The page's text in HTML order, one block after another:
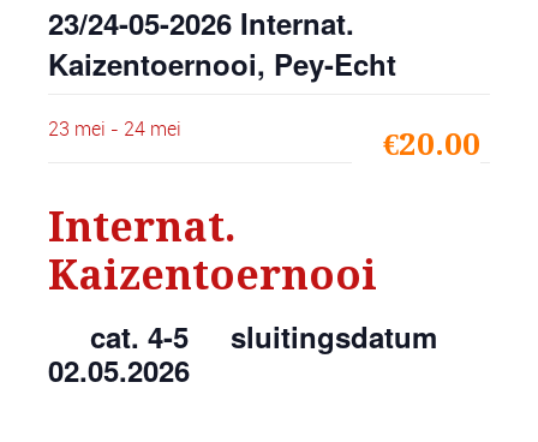
23/24-05-2026 Internat.
Kaizentoernooi, Pey-Echt
23 mei - 24 mei €20.00
Internat.
Kaizentoernooi
cat. 4-5 sluitingsdatum
02.05.2026